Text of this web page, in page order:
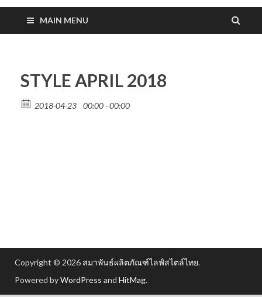
MAIN MENU
STYLE APRIL 2018
2018-04-23 00:00 - 00:00
Copyright © 2026 สมาพันธ์ผลิตภัณฑ์ไลฟ์สไตล์ไทย.
Powered byWordPress and HitMag.